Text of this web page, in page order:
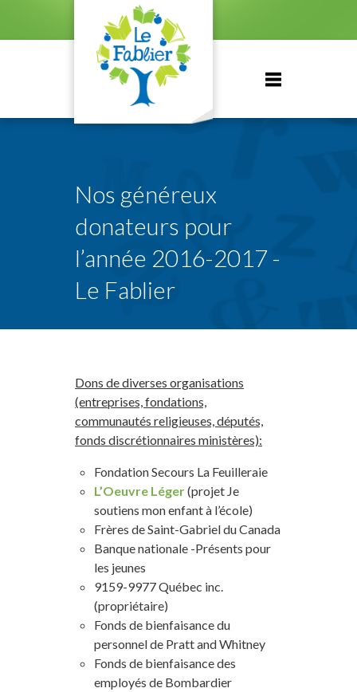
Nos généreux
donateurs pour
l’année 2016-2017 -
Le Fablier
Dons de diverses organisations
(entreprises, fondations,
communautés religieuses, députés,
fonds discrétionnaires ministères):
Fondation Secours La Feuilleraie
L’Oeuvre Léger(projet Je
soutiens mon enfant à l’école)
Frères de Saint-Gabriel du Canada
Banque nationale -Présents pour
les jeunes
9159-9977 Québec inc.
(propriétaire)
Fonds de bienfaisance du
personnel de Pratt and Whitney
Fonds de bienfaisance des
employés de Bombardier